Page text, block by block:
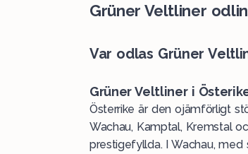
Grüner Veltliner
Var odlas Grüner
Grüner Veltliner i
Österrike är den ojämförligt
Wachau, Kamptal, Kremstal
prestigefyllda. I Wachau, med